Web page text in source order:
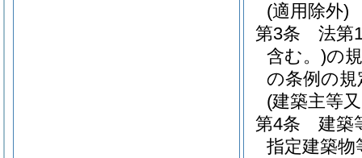
(適用除外)
第3条
法第
含む。)の
の条例の
(建築主等
第4条
建築
指定建築